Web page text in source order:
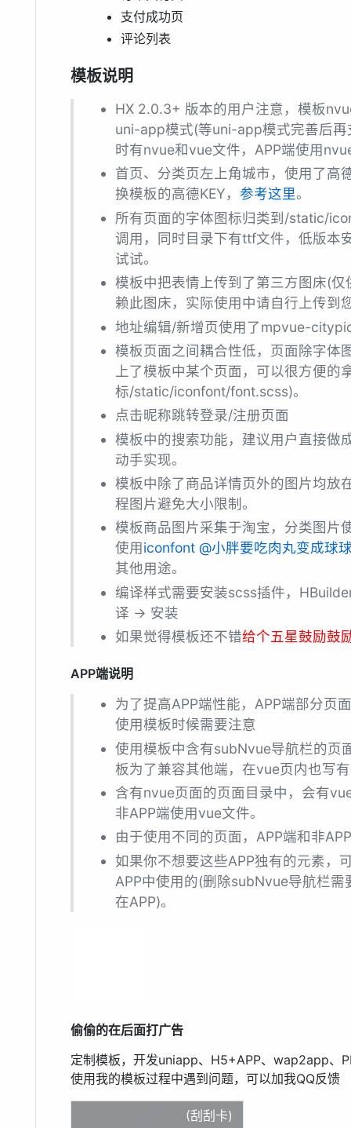
支付成功页
评论列表
模板说明
HX 2.0.3+ 版本的用户注意，模板
uni-app模式(等uni-app模式完善后
时有nvue和vue文件，APP端使用
首页、分类页左上角城市，使用了高
换模板的高德KEY， 参考这里。
所有页面的字体图标归类到/static/
调用，同时目录下有ttf文件，低版本
试试。
模板中把表情上传到了第三方图床(
赖此图床，实际使用中请自行上传到
地址编辑/新增页使用了mpvue-
模板页面之间耦合性低，页面除字体
上了模板中某个页面，可以很方便
标/static/iconfont/font.scss)。
点击昵称跳转登录/注册页面
模板中的搜索功能，建议用户直接做
动手实现。
模板中除了商品详情页外的图片均放
程图片避免大小限制。
模板商品图片采集于淘宝，分类图片
使用iconfont @小胖要吃肉丸变成球
其他用途。
编译样式需要安装scss插件，
译 -> 安装
如果觉得模板还不错给个五星鼓励鼓
APP端说明
为了提高APP端性能，APP端部分页
使用模板时候需要注意
使用模板中含有subNvue导航栏的页
板为了兼容其他端，在vue页内也写
含有nvue页面的页面目录中，会有
非APP端使用vue文件。
由于使用不同的页面，APP端和非
如果你不想要这些APP独有的元素，
APP中使用的(删除subNvue导航栏
在APP)。
偷偷的在后面打广告
定制模板，开发uniapp、H5+APP、wap2app、
使用我的模板过程中遇到问题，可以加我QQ反馈
(刮刮卡)